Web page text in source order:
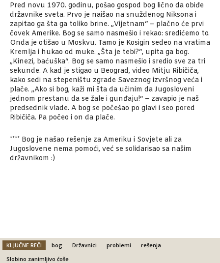
Pred novu 1970. godinu, pošao gospod bog lično da obiđe
državnike sveta. Prvo je naišao na snuždenog Niksona i
zapitao ga šta ga toliko brine. „Vijetnam“ – plačno će prvi
čovek Amerike. Bog se samo nasmešio i rekao: sredićemo to.
Onda je otišao u Moskvu. Tamo je Kosigin sedeo na vratima
Kremlja i hukao od muke. „Šta je tebi?“, upita ga bog.
„Kinezi, baćuška“. Bog se samo nasmešio i sredio sve za tri
sekunde. A kad je stigao u Beograd, video Mitju Ribičiča,
kako sedi na stepeništu zgrade Saveznog izvršnog veća i
plače. „Ako si bog, kaži mi šta da učinim da Jugosloveni
jednom prestanu da se žale i gunđaju!“ – zavapio je naš
predsednik vlade. A bog se počešao po glavi i seo pored
Ribičiča. Pa počeo i on da plače.
**** Bog je našao rešenje za Ameriku i Sovjete ali za
Jugoslovene nema pomoći, već se solidarisao sa našim
državnikom :)
KLJUČNE REČI bog Državnici problemi
rešenja
Slobino zanimljivo ćoše